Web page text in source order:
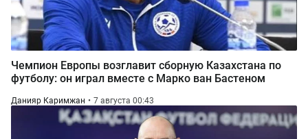
Чемпион Европы возглавит сборную Казахстана по
футболу: он играл вместе с Марко ван Бастеном
Данияр Каримжан 7 августа 00:43